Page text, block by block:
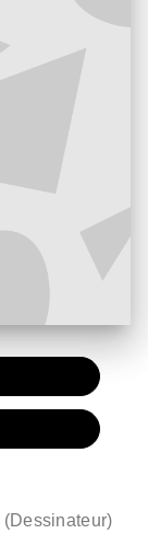
(Dessinateur)